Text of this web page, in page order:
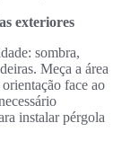
exteriores
sombra,
Meça a área
face ao
instalar pérgola